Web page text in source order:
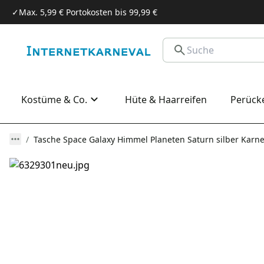
✓Max. 5,99 € Portokosten bis 99,99 €
Kostüme & Co. Hüte & Haarreifen
Tasche Space Galaxy Himmel Planeten Saturn silber